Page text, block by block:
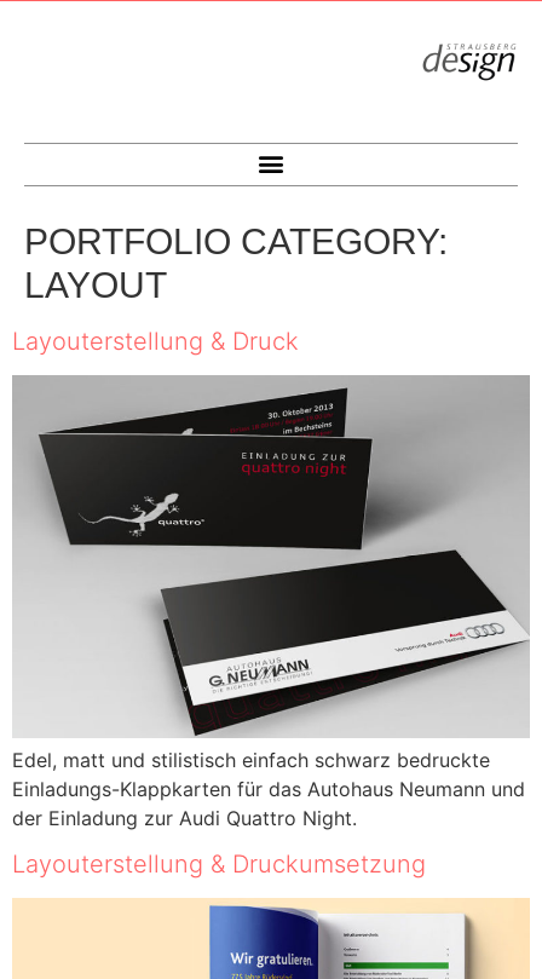
PORTFOLIO CATEGORY:
LAYOUT
Layouterstellung & Druck
Edel, matt und stilistisch einfach schwarz bedruckte
Einladungs-Klappkarten für das Autohaus Neumann und
der Einladung zur Audi Quattro Night.
Layouterstellung & Druckumsetzung